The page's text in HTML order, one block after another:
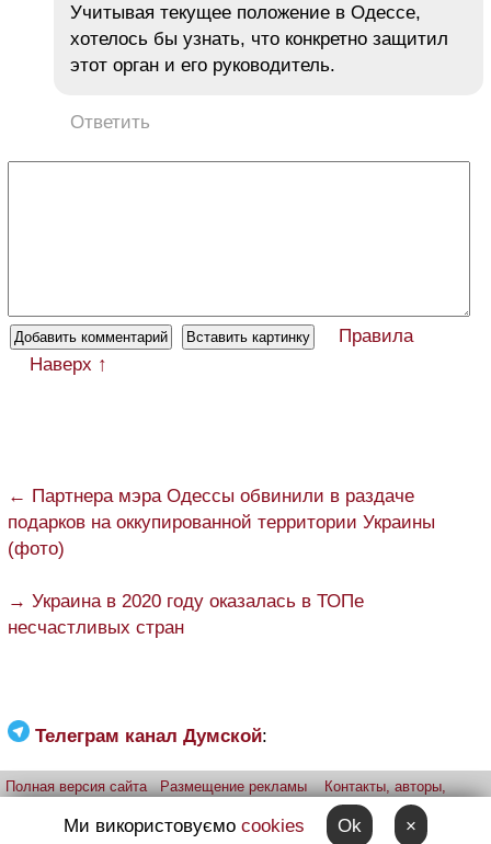
Учитывая текущее положение в Одессе,
хотелось бы узнать, что конкретно защитил
этот орган и его руководитель.
Ответить
Правила
Наверх ↑
← Партнера мэра Одессы обвинили в раздаче
подарков на оккупированной территории Украины
(фото)
→ Украина в 2020 году оказалась в ТОПе
несчастливых стран
Телеграм канал Думской:
Полная версия сайта Размещение рекламы
Контакты, авторы,
iPhone
Прислать фото через telegram
Patreon
Ми використовуємо cookies Ok ×